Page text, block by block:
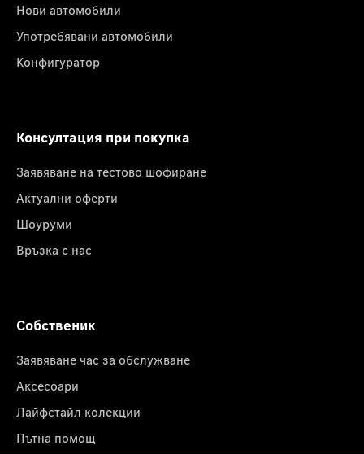
Нови автомобили
Употребявани автомобили
Конфигуратор
Консултация при покупка
Заявяване на тестово шофиране
Актуални оферти
Шоуруми
Връзка с нас
Собственик
Заявяване час за обслужване
Аксесоари
Лайфстайл колекции
Пътна помощ